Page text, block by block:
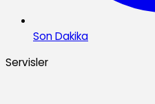
Son Dakika
Servisler